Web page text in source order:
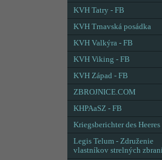
KVH Tatry - FB
KVH Trnavská posádka
KVH Valkýra - FB
KVH Viking - FB
KVH Západ - FB
ZBROJNICE.COM
KHPAaSZ - FB
Kriegsberichter des Heeres
Legis Telum - Združenie
vlastníkov strelných